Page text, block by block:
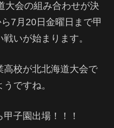
大会の組み合わせが決
7月20日金曜日まで甲
いが始まります。
高校が北北海道大会で
ですね。
子園出場！！！